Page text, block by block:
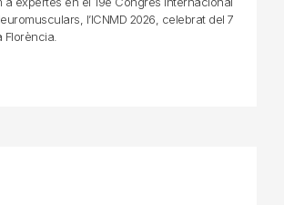
l’ICNMD 2026, celebrat del 7
Florència.